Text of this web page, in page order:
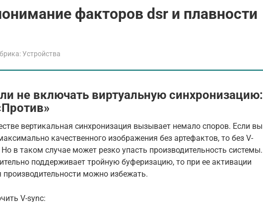
факторов dsr и плавности
Устройства
не включать виртуальную синхронизацию:
вертикальная синхронизация вызывает немало споров. Если вы
качественного изображения без артефактов, то без V-
в таком случае может резко упасть производительность системы.
поддерживает тройную буферизацию, то при ее активации
производительности можно избежать.
V-sync: